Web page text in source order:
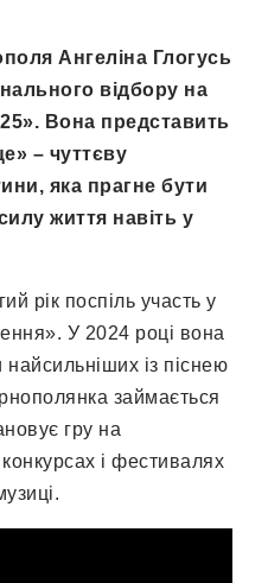
Ангеліна Глогусь
відбору на
Вона представить
– чуттєву
яка прагне бути
життя навіть у
рік поспіль участь у
У 2024 році вона
із піснею
займається
гру на
і фестивалях